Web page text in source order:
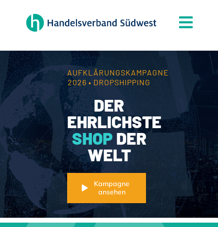
Themen
Mitgliedschaft
Partner
News
Handelsjournal
Kontakt
AUFKLÄRUNGSKAMPAGNE
2026 • DROPSHIPPING
DER
EHRLICHSTE
SHOP DER
WELT
Kampagne
ansehen